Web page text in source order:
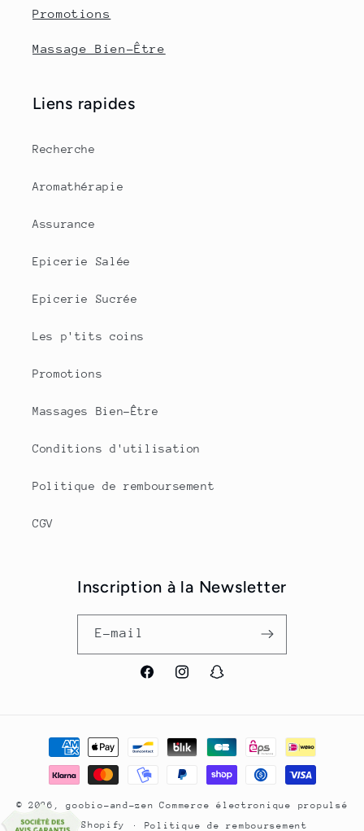
Promotions
Massage Bien-Être
Liens rapides
Recherche
Aromathérapie
Assurance
Epicerie Salée
Epicerie Sucrée
Les p'tits coins
Promotions
Massages Bien-Être
Conditions d'utilisation
Politique de remboursement
CGV
Inscription à la Newsletter
E-mail
FacebookInstagramSnapchat
Moyens
paiement
© 2026,goobio-and-zen
Commerce électronique propulsé
par Shopify
Politique de remboursement